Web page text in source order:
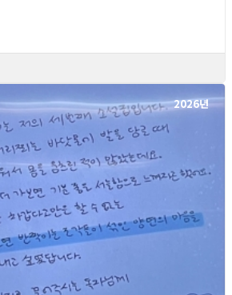
2026년